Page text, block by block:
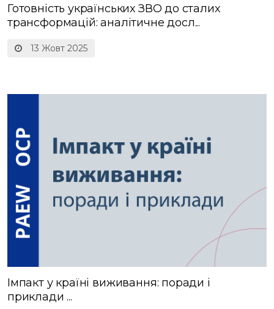
13 Жовт 2025
Готовність українських ЗВО до сталих
трансформацій: аналітичне досл...
Імпакт у країні виживання: поради і
приклади ...